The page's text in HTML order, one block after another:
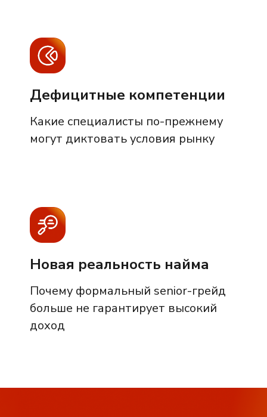
Дефицитные компетенции
Какие специалисты по-прежнему
могут диктовать условия рынку
Новая реальность найма
Почему формальный senior-грейд
больше не гарантирует высокий
доход